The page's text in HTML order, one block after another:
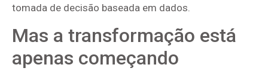
tomada de decisão baseada em dados.
Mas a transformação está
apenas começando